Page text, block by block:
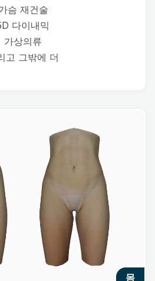
슴 재건술
다이내믹
가상의류
고 그밖에 더
몸